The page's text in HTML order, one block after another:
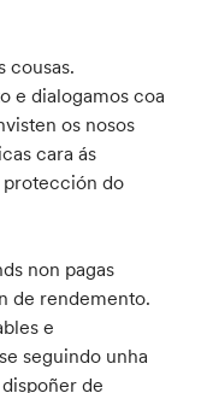
cousas.
e dialogamos coa
os nosos
cara ás
protección do
non pagas
de rendemento.
e
seguindo unha
de